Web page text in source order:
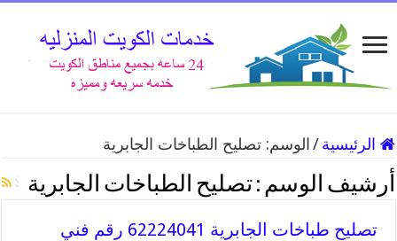
الرئيسية / الوسم:تصليح الطباخات الجابرية
أرشيف الوسم :تصليح الطباخات الجابرية
تصليح طباخات الجابرية 62224041 رقم فني